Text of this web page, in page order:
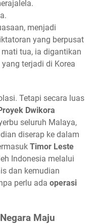
menjadi
yang berpusat
tua, ia digantikan
terjadi di Korea
Tetapi secara luas
Dwikora
seluruh Malaya,
diserap ke dalam
Timor Leste
Indonesia melalui
dan kemudian
perlu ada operasi
Maju